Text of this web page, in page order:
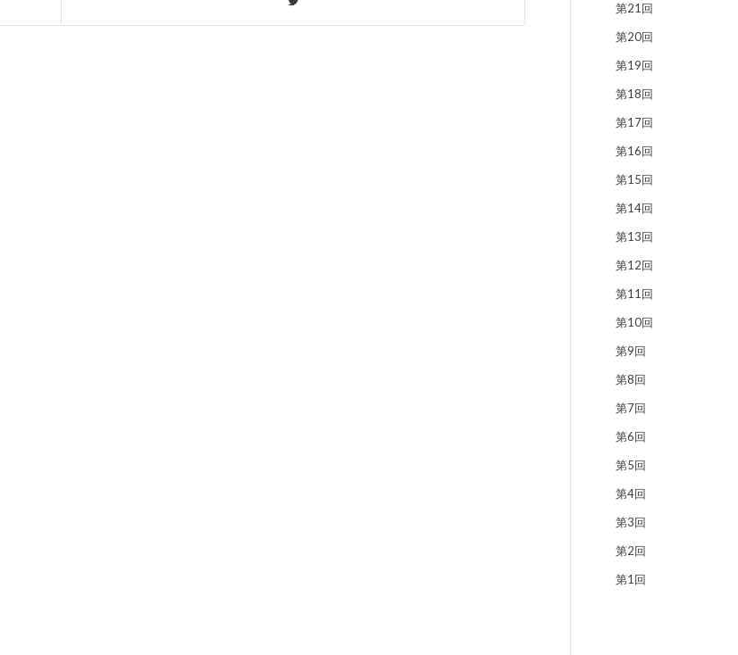
第21回
第20回
第19回
第18回
第17回
第16回
第15回
第14回
第13回
第12回
第11回
第10回
第9回
第8回
第7回
第6回
第5回
第4回
第3回
第2回
第1回